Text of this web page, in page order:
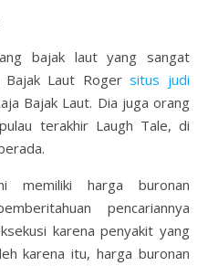
bajak laut yang sangat
Bajak Laut Rogersitus judi
Bajak Laut. Dia juga orang
terakhir Laugh Tale, di
harga buronan
pencariannya
karena penyakit yang
karena itu, harga buronan